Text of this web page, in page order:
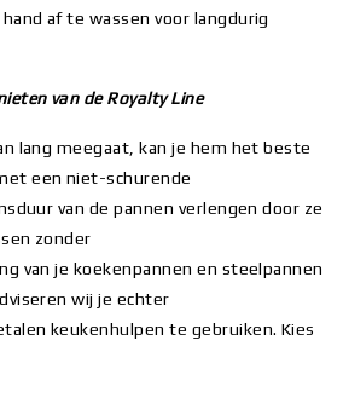
af te wassen voor langdurig
van de Royalty Line
lang meegaat, kan je hem het beste
een niet-schurende
van de pannen verlengen door ze
zonder
van je koekenpannen en steelpannen
wij je echter
keukenhulpen te gebruiken. Kies